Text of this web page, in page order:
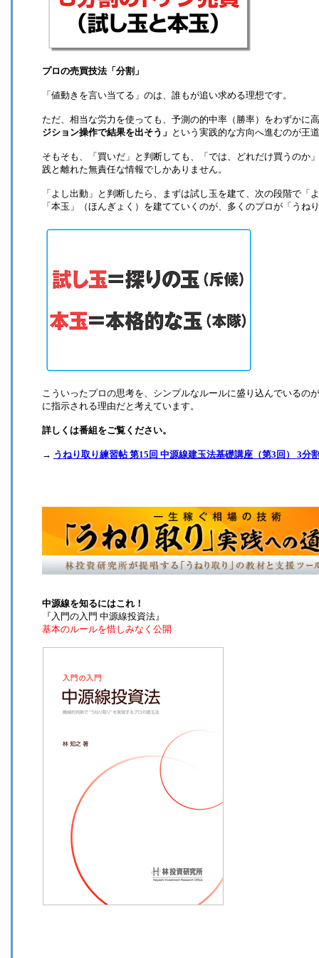
プロの売買技法「分割」
「値動きを言い当てる」のは、誰もが追い求める理想です。
ただ、相当な労力を使っても、予測の的中率（勝率）をわずかに
ジション操作で結果を出そう」 という実践的な方向へ進むのが王
そもそも、「買いだ」と判断しても、「では、どれだけ買うのか
践と離れた無責任な情報でしかありません。
「よし出動」と判断したら、まずは試し玉を建て、次の段階で
「本玉」（ほんぎょく）を建てていくのが、多くのプロが「うね
こういったプロの思考を、シンプルなルールに盛り込んでいるの
に指示される理由だと考えています。
詳しくは番組をご覧ください。
→ うねり取り練習帖 第15回 中源線建玉法基礎講座（第3回） 3分
中源線を知るにはこれ！
『入門の入門 中源線投資法』
基本のルールを惜しみなく公開